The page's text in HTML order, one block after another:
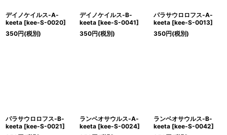
デイノケイルス-A-
keeta [kee-S-0020]
350円(税別)
デイノケイルス-B-
keeta [kee-S-0041]
350円(税別)
パラサウロロフス-A-
keeta [kee-S-0013]
350円(税別)
パラサウロロフス-B-
keeta [kee-S-0021]
ランベオサウルス-A-
keeta [kee-S-0024]
ランベオサウルス-B-
keeta [kee-S-0042]